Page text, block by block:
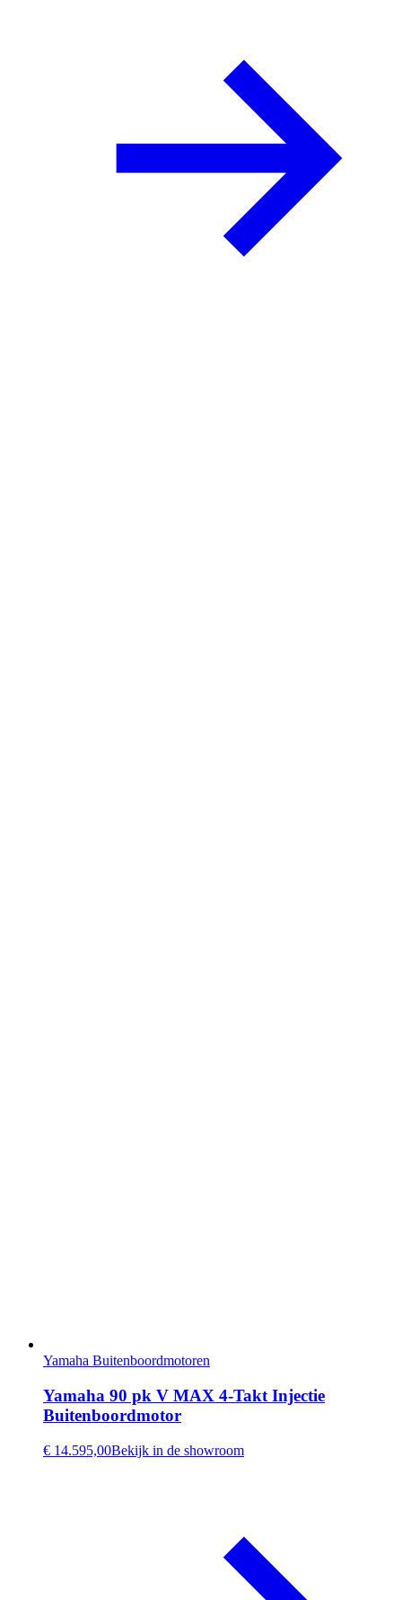
Yamaha Buitenboordmotoren
Yamaha 90 pk V MAX 4-Takt Injectie
Buitenboordmotor
€ 14.595,00Bekijk in de showroom